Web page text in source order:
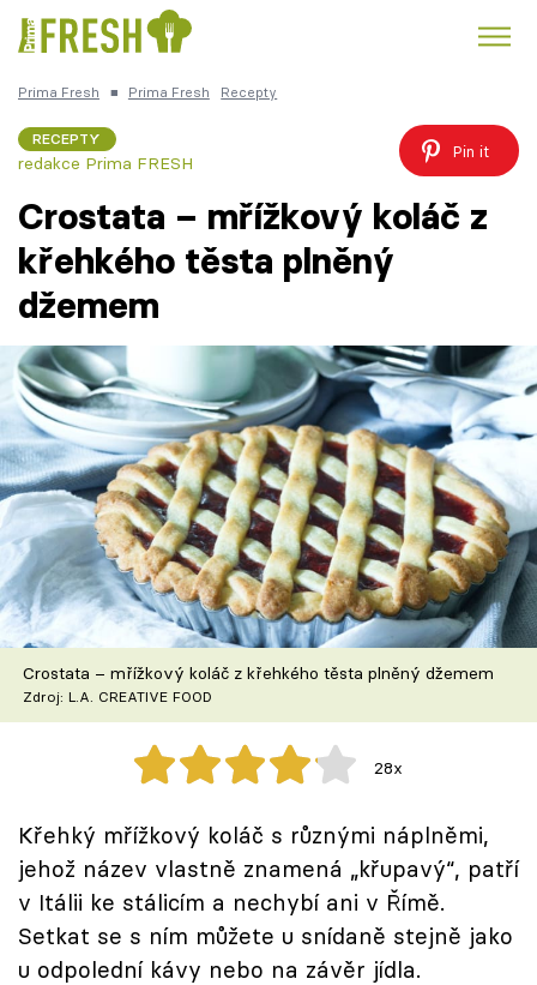
Česká kuchyně Čokoláda
Témata
Recepty
Články
TV Program
Škola vaření
Recepty z TV
Speciál: Cuketa
Těhotnej kuchař
Přihlášení
Sledujte nás
Prima Fresh ■ Prima Fresh Recepty
RECEPTY
redakce Prima FRESH
Pin it
Crostata – mřížkový koláč z
křehkého těsta plněný
džemem
Crostata – mřížkový koláč z křehkého těsta plněný džemem
Zdroj: L.A. CREATIVE FOOD
28x
Křehký mřížkový koláč s různými náplněmi,
jehož název vlastně znamená „křupavý“, patří
v Itálii ke stálicím a nechybí ani v Římě.
Setkat se s ním můžete u snídaně stejně jako
u odpolední kávy nebo na závěr jídla.